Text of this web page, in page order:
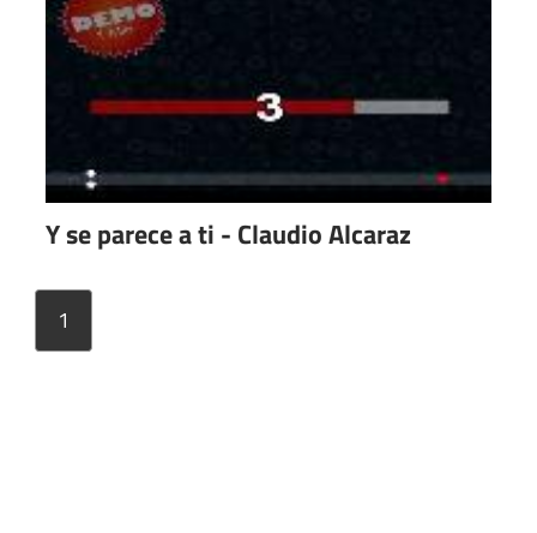
Y se parece a ti - Claudio Alcaraz
1